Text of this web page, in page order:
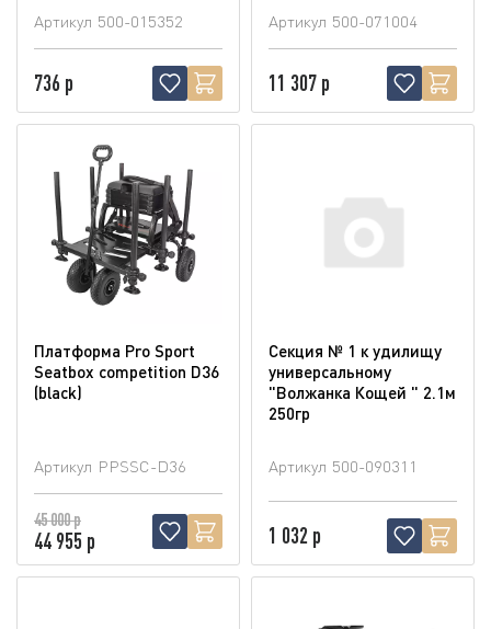
Артикул 500-015352
736 р
Артикул 500-071004
11 307 р
Платформа Pro Sport
Seatbox competition D36
(blaсk)
Артикул PPSSC-D36
45 000 р
44 955 р
Секция № 1 к удилищу
универсальному
"Волжанка Кощей " 2.1м
250гр
Артикул 500-090311
1 032 р